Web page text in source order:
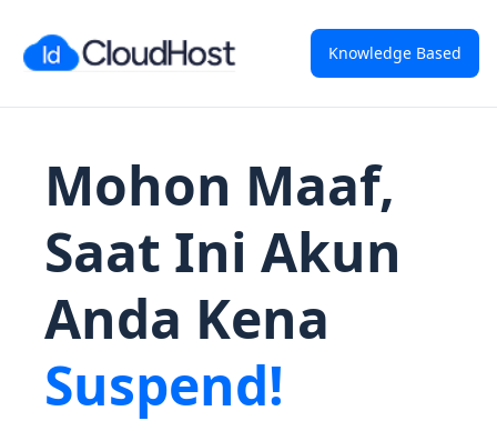
Knowledge Based
Mohon Maaf,
Saat Ini Akun
Anda Kena
Suspend!